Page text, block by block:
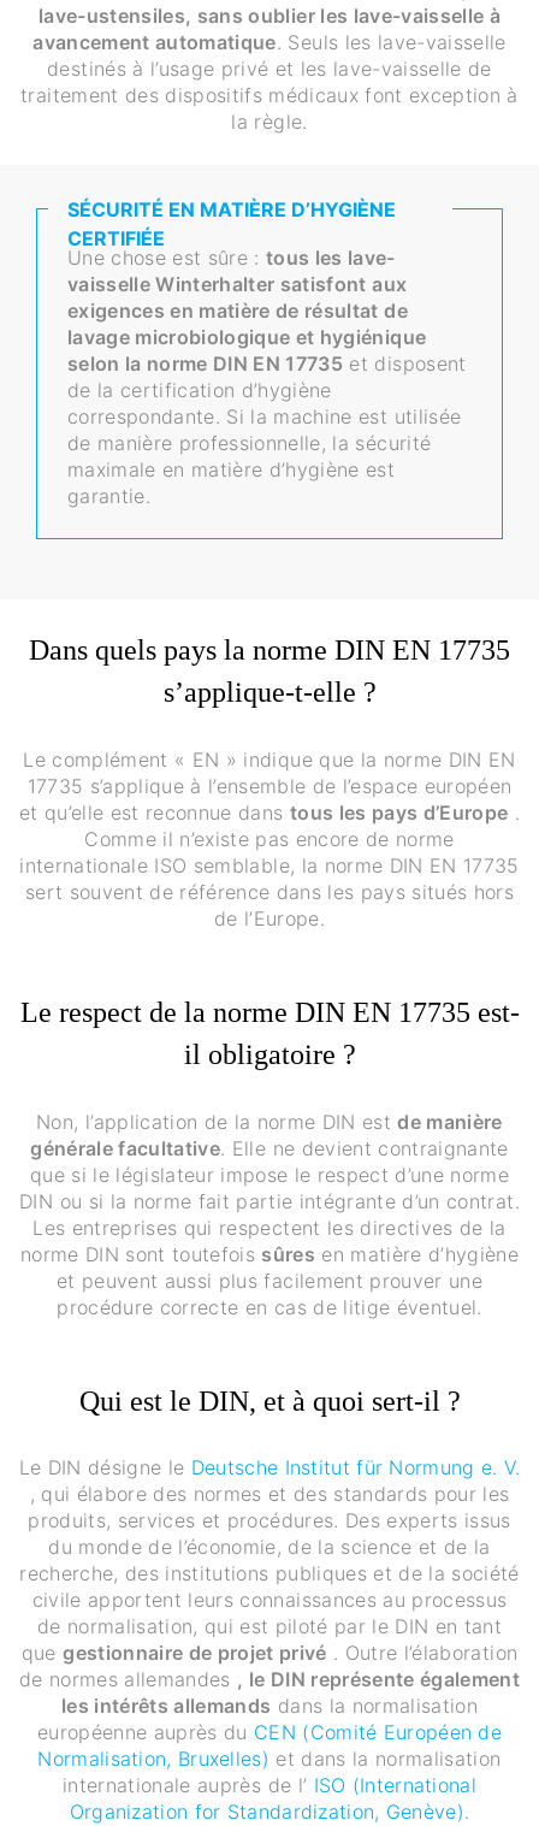
lave-ustensiles, sans oublier les lave-vaisselle à
avancement automatique. Seuls les lave-vaisselle
destinés à l’usage privé et les lave-vaisselle de
traitement des dispositifs médicaux font exception à
la règle.
SÉCURITÉ EN MATIÈRE D’HYGIÈNE
CERTIFIÉE
Une chose est sûre :tous les lave-
vaisselle Winterhalter satisfont aux
exigences en matière de résultat de
lavage microbiologique et hygiénique
selon la norme DIN EN 17735 et disposent
de la certification d’hygiène
correspondante. Si la machine est utilisée
de manière professionnelle, la sécurité
maximale en matière d’hygiène est
garantie.
Dans quels pays la norme DIN EN 17735
s’applique-t-elle ?
Le complément « EN » indique que la norme DIN EN
17735 s’applique à l’ensemble de l’espace européen
et qu’elle est reconnue dans tous les pays d’Europe .
Comme il n’existe pas encore de norme
internationale ISO semblable, la norme DIN EN 17735
sert souvent de référence dans les pays situés hors
de l’Europe.
Le respect de la norme DIN EN 17735 est-
il obligatoire ?
Non, l’application de la norme DIN estde manière
générale facultative. Elle ne devient contraignante
que si le législateur impose le respect d’une norme
DIN ou si la norme fait partie intégrante d’un contrat.
Les entreprises qui respectent les directives de la
norme DIN sont toutefois sûres en matière d’hygiène
et peuvent aussi plus facilement prouver une
procédure correcte en cas de litige éventuel.
Qui est le DIN, et à quoi sert-il ?
Le DIN désigne le Deutsche Institut für Normung e. V.
, qui élabore des normes et des standards pour les
produits, services et procédures. Des experts issus
du monde de l’économie, de la science et de la
recherche, des institutions publiques et de la société
civile apportent leurs connaissances au processus
de normalisation, qui est piloté par le DIN en tant
quegestionnaire de projet privé . Outre l’élaboration
de normes allemandes , le DIN représente également
les intérêts allemands dans la normalisation
européenne auprès du CEN (Comité Européen de
Normalisation, Bruxelles) et dans la normalisation
internationale auprès de l’ ISO (International
Organization for Standardization, Genève).